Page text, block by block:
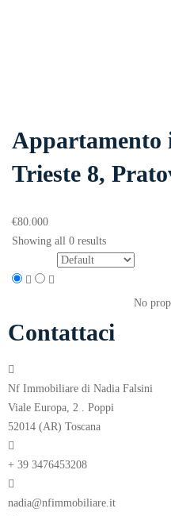
Appartamento
Trieste 8,
€80.000
Showing all 0 results
No
Contattaci
Nf Immobiliare di Nadia Falsini
Viale Europa, 2 . Poppi
52014 (AR) Toscana
+ 39 3476453208
nadia@nfimmobiliare.it